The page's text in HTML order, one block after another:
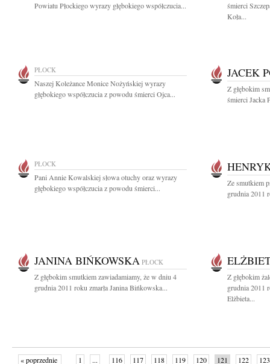
Powiatu Płockiego wyrazy głębokiego współczucia...
śmierci
Koła...
PŁOCK
Naszej Koleżance Monice Nożyńskiej wyrazy
głębokiego współczucia z powodu śmierci Ojca...
JACEK
Z głębokim
śmierci Jacka
PŁOCK
Pani Annie Kowalskiej słowa otuchy oraz wyrazy
głębokiego współczucia z powodu śmierci...
Ze smutkiem
grudnia 2011
JANINA BIŃKOWSKA PŁOCK
Z głębokim smutkiem zawiadamiamy, że w dniu 4
grudnia 2011 roku zmarła Janina Bińkowska...
Z głębokim
grudnia 2011
Elżbieta...
« poprzednie 1 ... 116 117 118 119 120 121 122 123